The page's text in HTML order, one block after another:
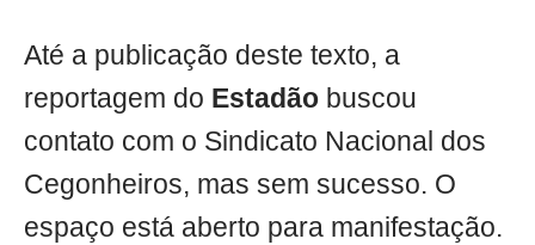
Até a publicação deste texto, a
reportagem do Estadão buscou
contato com o Sindicato Nacional dos
Cegonheiros, mas sem sucesso. O
espaço está aberto para manifestação.